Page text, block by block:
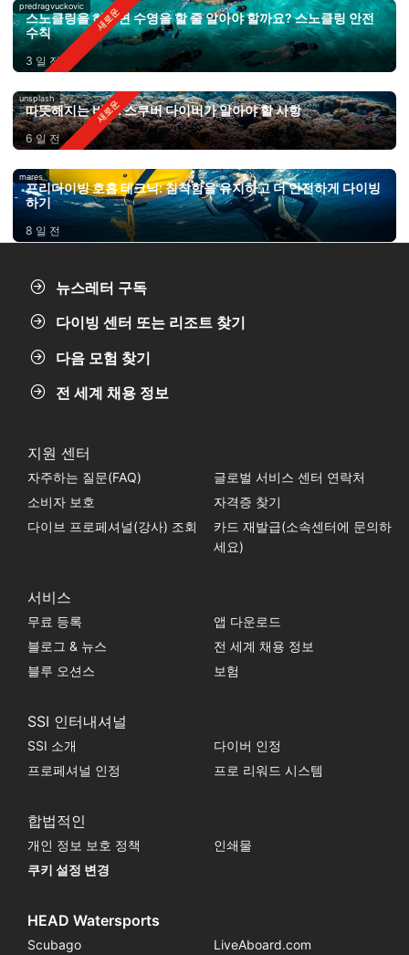
predragvuckovic
스노클링을 하려면 수영을 할 줄 알아야 할까요? 스노클링 안전
수칙
3 일 전
unsplash
따뜻해지는 바다: 스쿠버 다이버가 알아야 할 사항
6 일 전
mares
프리다이빙 호흡 테크닉: 침착함을 유지하고 더 안전하게 다이빙
하기
8 일 전
뉴스레터 구독
다이빙 센터 또는 리조트 찾기
다음 모험 찾기
전 세계 채용 정보
지원 센터
자주하는 질문(FAQ)
글로벌 서비스 센터 연락처
소비자 보호
자격증 찾기
다이브 프로페셔널(강사) 조회
카드 재발급(소속센터에 문의하
세요)
서비스
무료 등록
앱 다운로드
블로그 & 뉴스
전 세계 채용 정보
블루 오션스
보험
SSI 인터내셔널
SSI 소개
다이버 인정
프로페셔널 인정
프로 리워드 시스템
합법적인
개인 정보 보호 정책
인쇄물
쿠키 설정 변경
HEAD Watersports
Scubago LiveAboard.com